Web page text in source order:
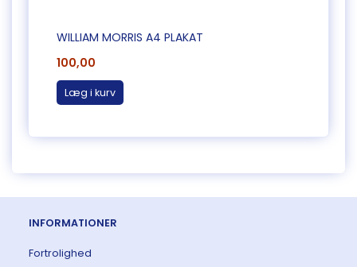
WILLIAM MORRIS A4 PLAKAT
100,00
Læg i kurv
INFORMATIONER
Fortrolighed